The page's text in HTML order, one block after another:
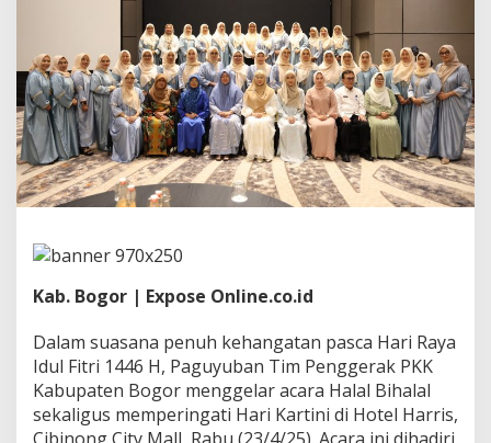
K
a
b
u
p
a
e
n
B
P
r
e
a
t
S
Kab. Bogor | Expose Online.co.id
Dalam suasana penuh kehangatan pasca Hari Raya
Idul Fitri 1446 H, Paguyuban Tim Penggerak PKK
Kabupaten Bogor menggelar acara Halal Bihalal
sekaligus memperingati Hari Kartini di Hotel Harris,